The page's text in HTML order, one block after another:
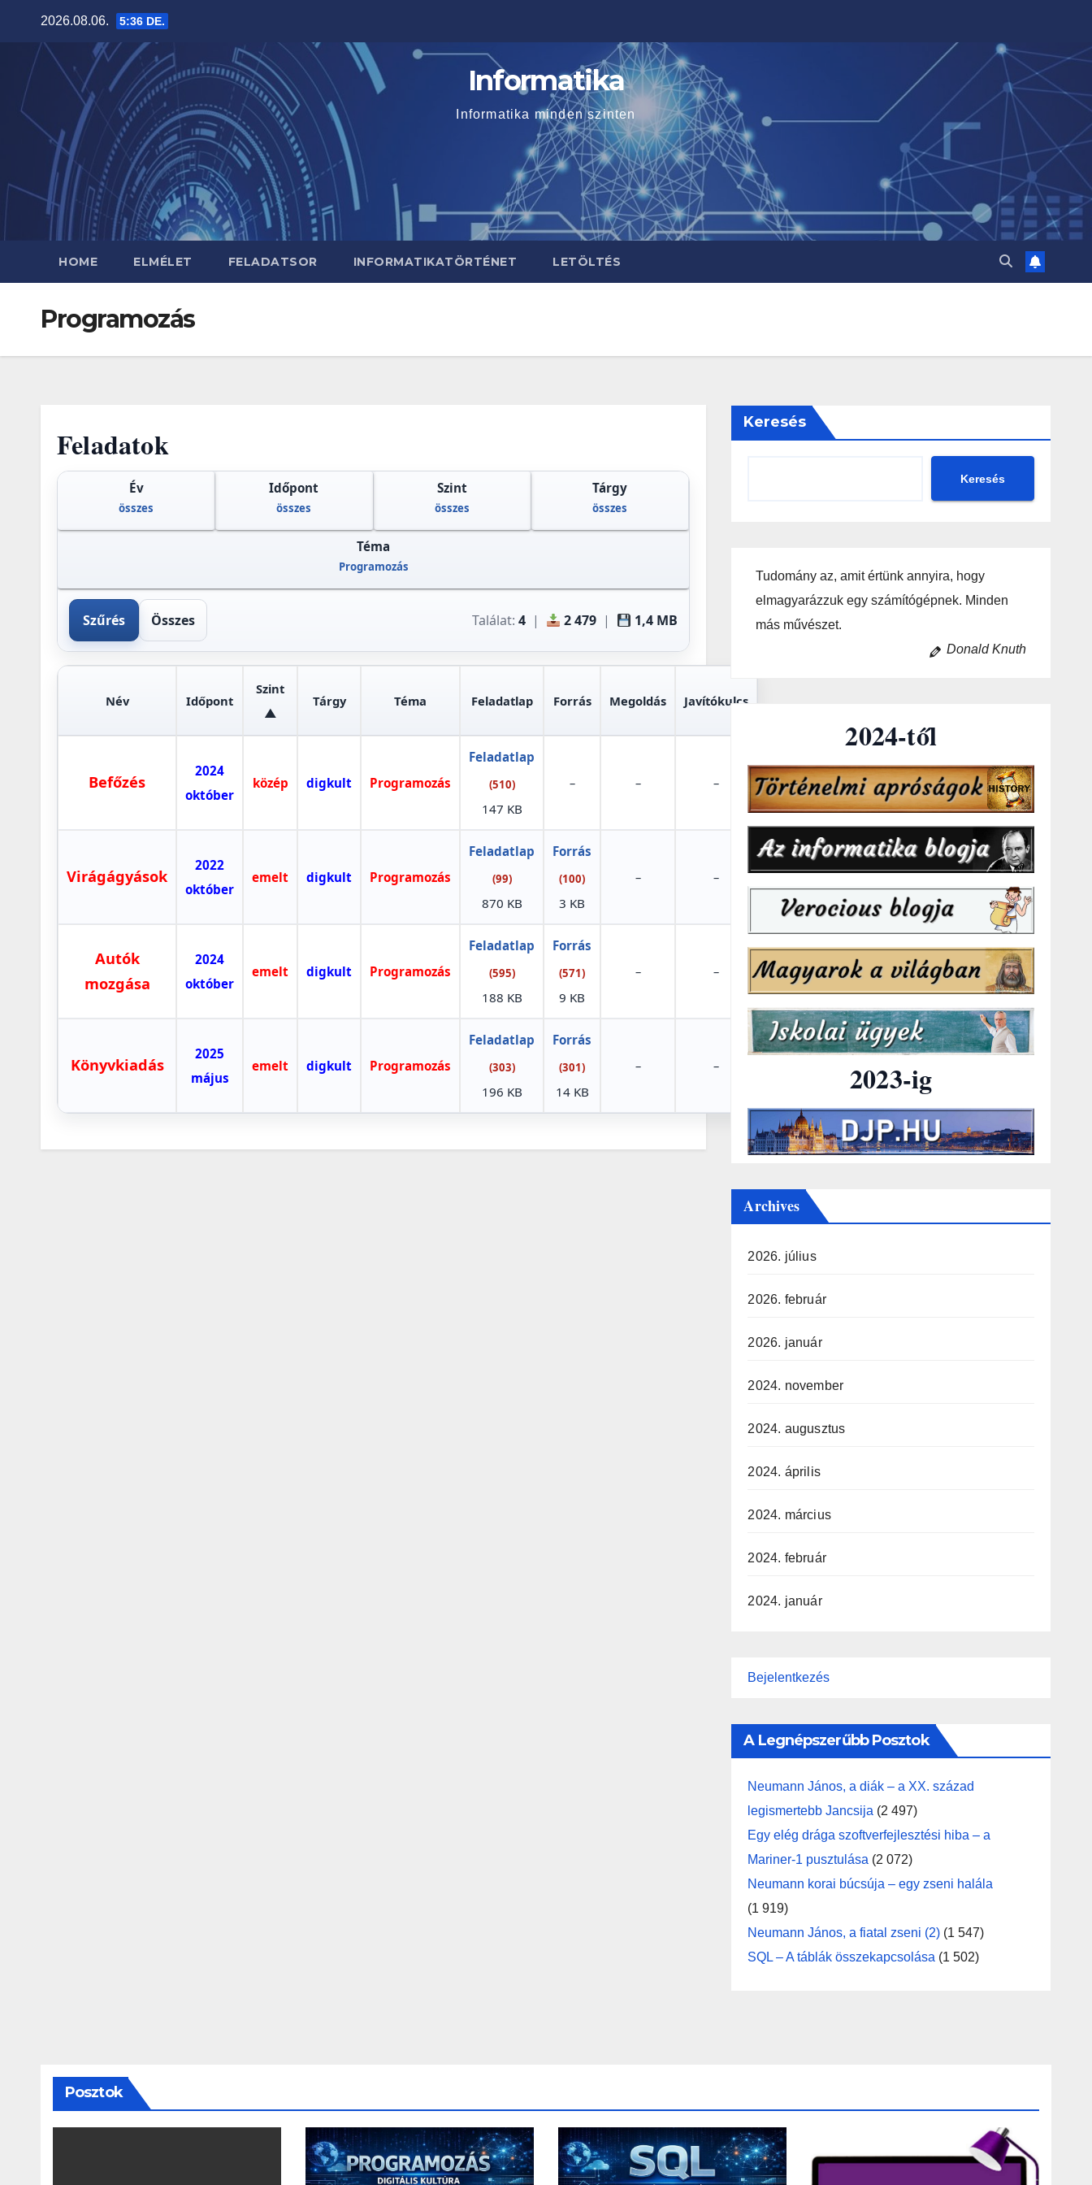
content
2026.08.06. 5:36 DE.
Informatika
Informatika minden szinten
HOME ELMÉLET FELADATSOR INFORMATIKATÖRTÉNET LETÖLTÉS
Programozás
Feladatok
Év
összes
Időpont
összes
Szint
összes
Tárgy
összes
Téma
Programozás
Szűrés Összes Találat: 4| 2 479 | 1,4 MB
Név Időpont
Szint
▲
Tárgy Téma Feladatlap Forrás Megoldás Javítókulcs
Befőzés
2024
október
közép digkult Programozás
Feladatlap
(510)
147 KB
– – –
Virágágyások
2022
október
emelt digkult Programozás
Feladatlap
(99)
870 KB
Forrás
(100)
3 KB
– –
Autók
mozgása
2024
október
emelt digkult Programozás
Feladatlap
(595)
188 KB
Forrás
(571)
9 KB
– –
Könyvkiadás
2025
május
emelt digkult Programozás
Feladatlap
(303)
196 KB
Forrás
(301)
14 KB
– –
Keresés
Keresés
Tudomány az, amit értünk annyira, hogy
elmagyarázzuk egy számítógépnek. Minden
más művészet.
Donald Knuth
2024-től
2023-ig
Archives
2026. július
2026. február
2026. január
2024. november
2024. augusztus
2024. április
2024. március
2024. február
2024. január
Bejelentkezés
A Legnépszerűbb Posztok
Neumann János, a diák – a XX. század
legismertebb Jancsija (2 497)
Egy elég drága szoftverfejlesztési hiba – a
Mariner-1 pusztulása (2 072)
Neumann korai búcsúja – egy zseni halála
(1 919)
Neumann János, a fiatal zseni (2) (1 547)
SQL – A táblák összekapcsolása (1 502)
Posztok